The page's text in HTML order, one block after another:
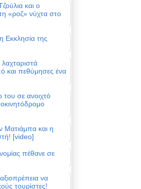
και ο
«ροζ» νύχτα στο
Εκκλησία της
και πεθύμησες ένα
σε ανοιχτό
Ματιάμπα και η
[video]
πέθανε σε
να
τουρίστες!